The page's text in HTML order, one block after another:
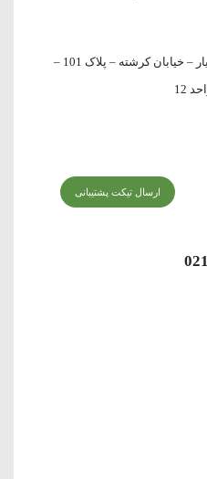
تهران – شهریار – خیابان کرشته – پلاک 101 –
ارسال تیکت پشتیبانی